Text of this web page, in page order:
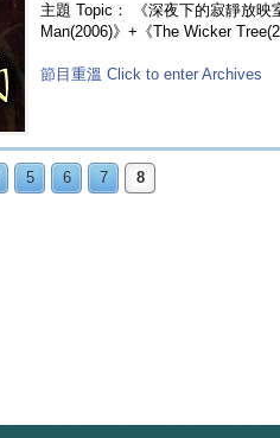
主題 Topic： 《深夜下的寂靜放映
Man(2006)》+《The Wicker
節目重溫 Click to enter Archives
5 6 7 8